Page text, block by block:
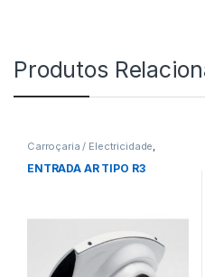
Produtos
Carroçaria / Electricidade,
Entradas de Ar
ENTRADA AR TIPO R3